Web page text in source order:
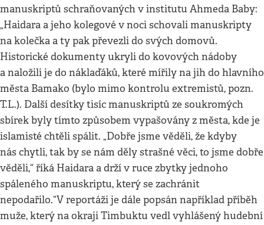
manuskriptů schraňovaných v institutu Ahmeda Baby:
„Haidara a jeho kolegové v noci schovali manuskripty
na kolečka a ty pak převezli do svých domovů.
Historické dokumenty ukryli do kovových nádoby
a naložili je do náklaďáků, které mířily na jih do hlavního
města Bamako (bylo mimo kontrolu extremistů, pozn.
T.L.). Další desítky tisíc manuskriptů ze soukromých
sbírek byly tímto způsobem vypašovány z města, kde je
islamisté chtěli spálit. „Dobře jsme věděli, že kdyby
nás chytli, tak by se nám děly strašné věci, to jsme dobře
věděli,“ říká Haidara a drží v ruce zbytky jednoho
spáleného manuskriptu, který se zachránit
nepodařilo.“V reportáži je dále popsán například příběh
muže, který na okraji Timbuktu vedl vyhlášený hudební